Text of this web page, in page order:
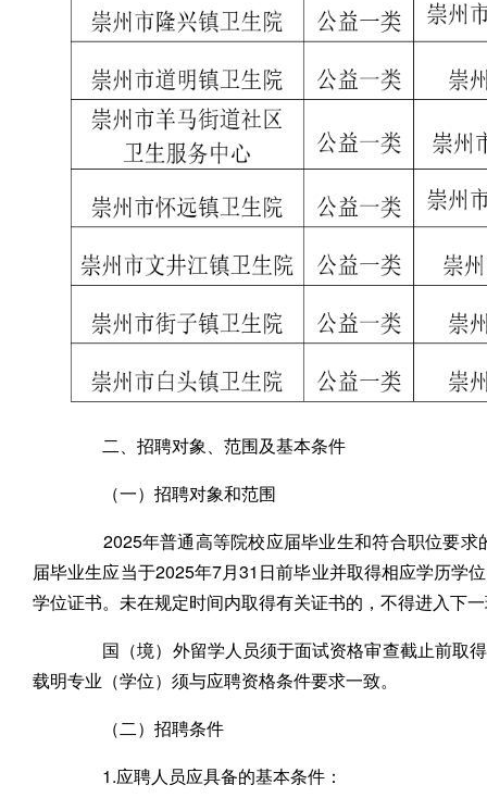
二、招聘对象、范围及基本条件
（一）招聘对象和范围
2025年普通高等院校应届毕业生和符合职位要求
届毕业生应当于2025年7月31日前毕业并取得相应学历学
学位证书。未在规定时间内取得有关证书的，不得进入下
国（境）外留学人员须于面试资格审查截止前取
载明专业（学位）须与应聘资格条件要求一致。
（二）招聘条件
1.应聘人员应具备的基本条件：